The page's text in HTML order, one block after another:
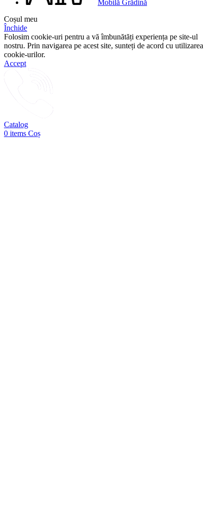
Mobilă Grădină
Coșul meu
Închide
Folosim cookie-uri pentru a vă îmbunătăți experiența pe site-ul
nostru. Prin navigarea pe acest site, sunteți de acord cu utilizarea
cookie-urilor.
Accept
Catalog
0 items Coș